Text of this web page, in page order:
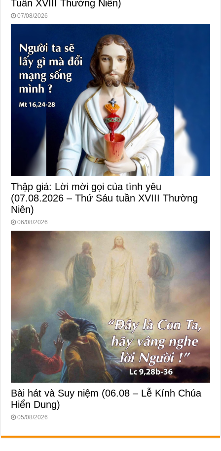
Tuần XVIII Thường Niên)
07/08/2026
Thập giá: Lời mời gọi của tình yêu
(07.08.2026 – Thứ Sáu tuần XVIII Thường
Niên)
06/08/2026
Bài hát và Suy niệm (06.08 – Lễ Kính Chúa
Hiển Dung)
05/08/2026